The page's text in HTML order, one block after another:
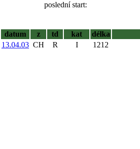
poslední start:
datum
z td kat délka
13.04.03 CH R I 1212